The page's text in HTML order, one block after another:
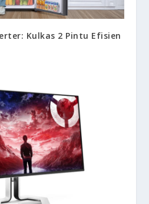
Kulkas 2 Pintu Efisien